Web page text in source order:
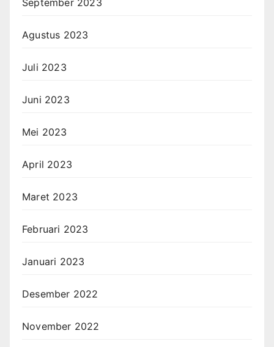
Agustus 2023
Juli 2023
Juni 2023
Mei 2023
April 2023
Maret 2023
Februari 2023
Januari 2023
Desember 2022
November 2022